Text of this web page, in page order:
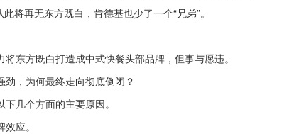
将再无东方既白，肯德基也少了一个“兄弟”。
东方既白打造成中式快餐头部品牌，但事与愿违。
，为何最终走向彻底倒闭？
几个方面的主要原因。
应。